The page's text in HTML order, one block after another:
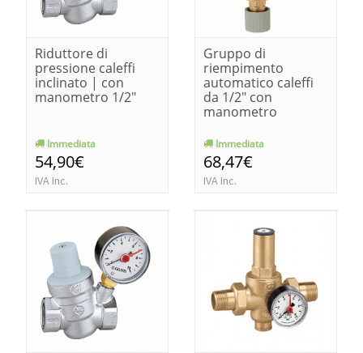
Riduttore di
pressione caleffi
inclinato | con
manometro 1/2"
Immediata
54,90€
IVA Inc.
Gruppo di
riempimento
automatico caleffi
da 1/2" con
manometro
Immediata
68,47€
IVA Inc.